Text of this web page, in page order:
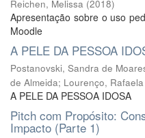
Reichen, Melissa (2018)
Apresentação sobre o uso
Moodle
A PELE DA PESSOA
Postanovski, Sandra de
de Almeida; Lourenço,
A PELE DA PESSOA IDOSA
Pitch com Propósito:
Impacto (Parte 1)